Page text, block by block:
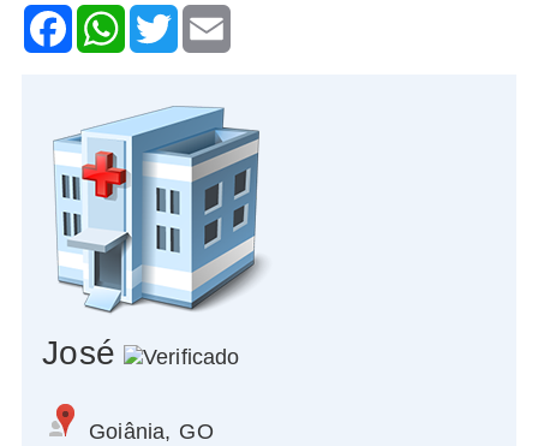
FacebookWhatsApp
TwitterEmail
José
Goiânia, GO